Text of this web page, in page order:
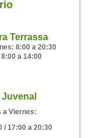
Terrassa
8:00 a 20:30
8:00 a 14:00
a Viernes:
/ 17:00 a 20:30